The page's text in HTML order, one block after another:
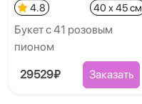
4.8 40 x 45 см
Букет с 41 розовым
пионом
29529₽ Заказать